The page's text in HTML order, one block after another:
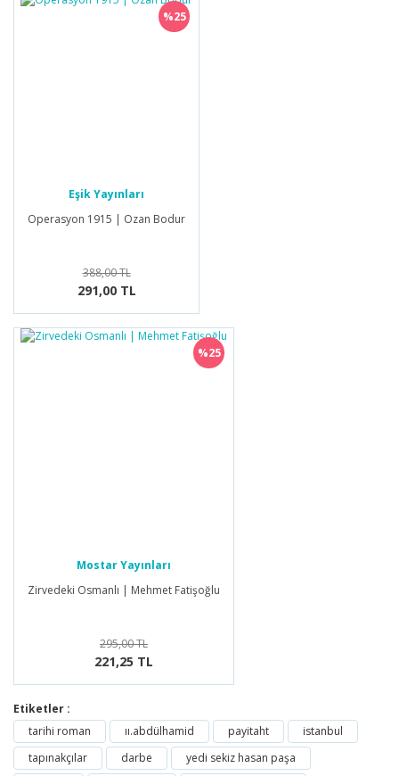
%25
Eşik Yayınları
Operasyon 1915 | Ozan Bodur
388,00 TL
291,00 TL
%25
Mostar Yayınları
Zirvedeki Osmanlı | Mehmet Fatişoğlu
295,00 TL
221,25 TL
Etiketler :
tarihi roman
ıı.abdülhamid payitaht
istanbul
tapınakçılar
darbe
yedi sekiz hasan paşa